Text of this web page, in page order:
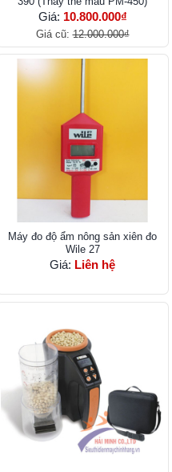
Giá: 10.800.000₫
Giá cũ:12.000.000₫
Máy đo độ ẩm nông sản xiên đo
Wile 27
Giá: Liên hệ